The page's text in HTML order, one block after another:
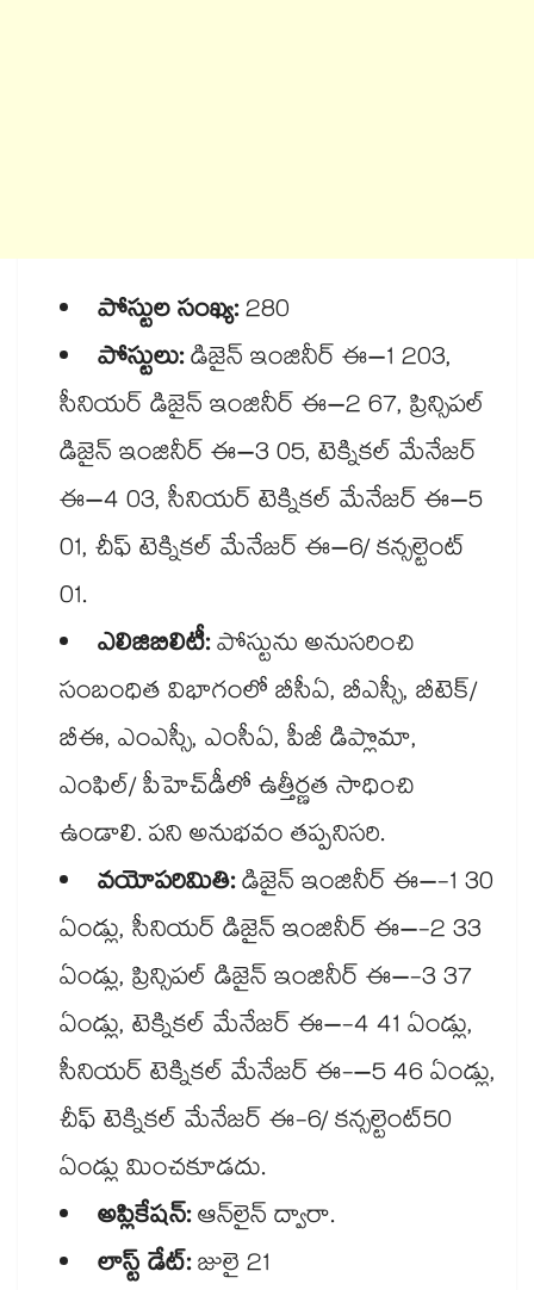
పోస్టుల సంఖ్య:280
పోస్టులు:డిజైన్ ఇంజినీర్ ఈ–1 203,
సీనియర్ డిజైన్ ఇంజినీర్ ఈ–2 67, ప్రిన్సిపల్
డిజైన్ ఇంజినీర్ ఈ–3 05, టెక్నికల్ మేనేజర్
ఈ–4 03, సీనియర్ టెక్నికల్ మేనేజర్ ఈ–5
01, చీఫ్ టెక్నికల్ మేనేజర్ ఈ–6/ కన్సల్టెంట్
01.
ఎలిజిబిలిటీ:పోస్టును అనుసరించి
సంబంధిత విభాగంలో బీసీఏ, బీఎస్సీ, బీటెక్/
బీఈ, ఎంఎస్సీ, ఎంసీఏ, పీజీ డిప్లొమా,
ఎంఫిల్/ పీహెచ్​డీలో ఉత్తీర్ణత సాధించి
ఉండాలి. పని అనుభవం తప్పనిసరి.
వయోపరిమితి:డిజైన్ ఇంజినీర్ ఈ–-1 30
ఏండ్లు, సీనియర్ డిజైన్ ఇంజినీర్ ఈ–-2 33
ఏండ్లు, ప్రిన్సిపల్ డిజైన్ ఇంజినీర్ ఈ–-3 37
ఏండ్లు, టెక్నికల్ మేనేజర్ ఈ–-4 41 ఏండ్లు,
సీనియర్ టెక్నికల్ మేనేజర్ ఈ-–5 46 ఏండ్లు,
చీఫ్ టెక్నికల్ మేనేజర్ ఈ-6/ కన్సల్టెంట్50
ఏండ్లు మించకూడదు.
అప్లికేషన్:ఆన్​లైన్ ద్వారా.
లాస్ట్ డేట్:జులై 21